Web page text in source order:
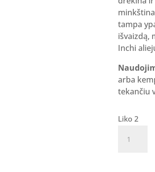
tampa
išvaizdą,
Inchi
arba
tekančiu
Liko 2
kiekis: